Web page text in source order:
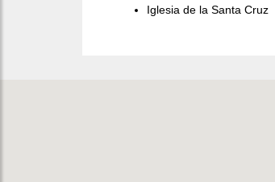
Iglesia de la Santa Cruz